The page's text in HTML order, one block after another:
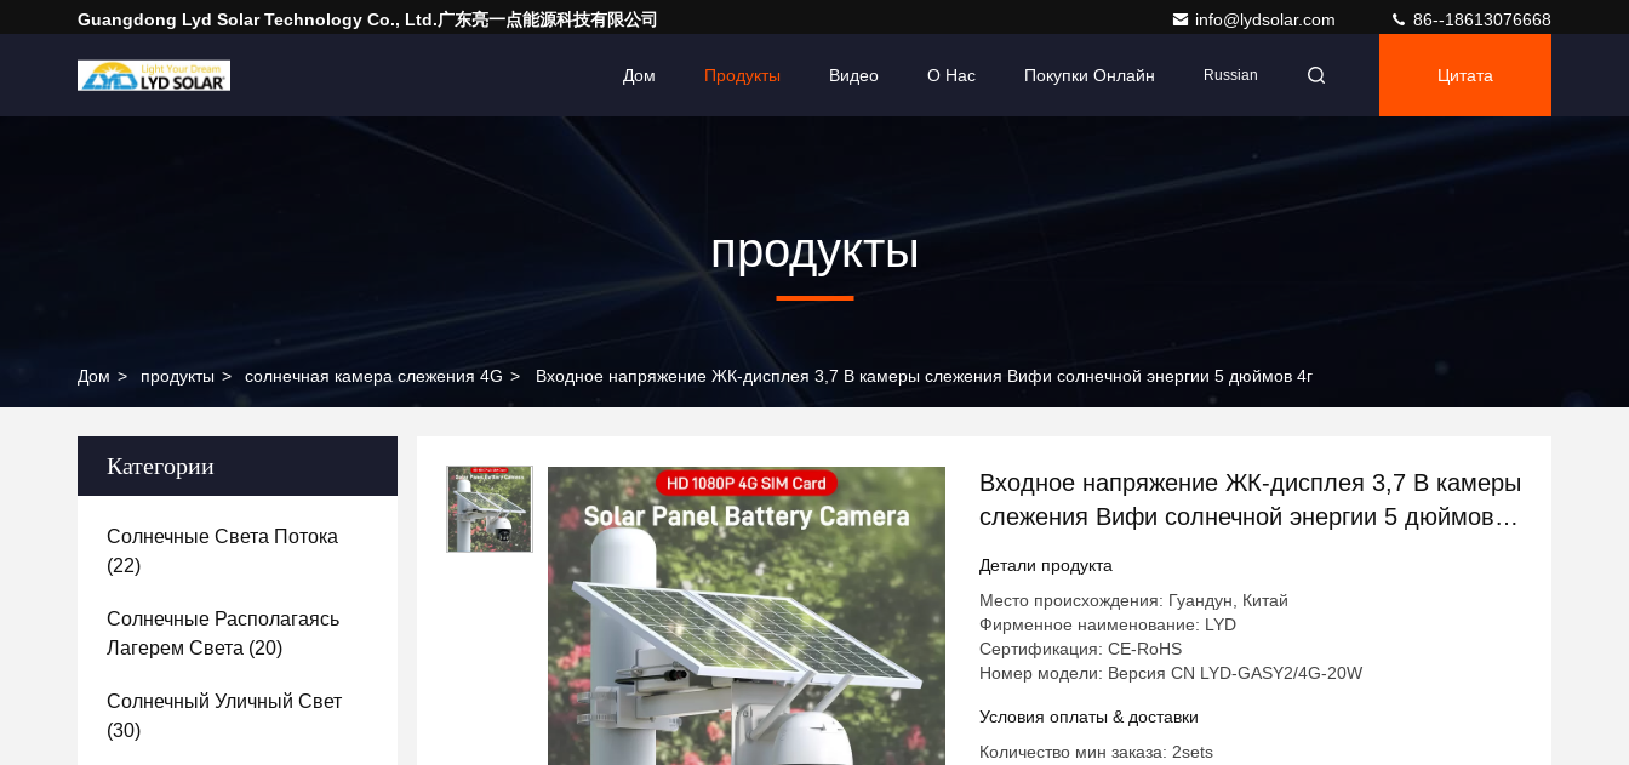
Guangdong Lyd Solar Technology Co., Ltd.广东亮一点能源科技有限公司 info@lydsolar.com 86--18613076668
Дом Продукты Видео О Нас Покупки Онлайн Russian Цитата
продукты
Дом > продукты > солнечная камера слежения 4G > Входное напряжение ЖК-дисплея 3,7 В камеры слежения Вифи солнечной энергии 5 дюймов 4г
Категории
Солнечные Света Потока
(22)
Солнечные Располагаясь
Лагерем Света (20)
Солнечный Уличный Свет
(30)
Входное напряжение ЖК-дисплея 3,7 В камеры
слежения Вифи солнечной энергии 5 дюймов
Детали продукта
Место происхождения: Гуандун, Китай
Фирменное наименование: LYD
Сертификация: CE-RoHS
Номер модели: Версия CN LYD-GASY2/4G-20W
Условия оплаты & доставки
Количество мин заказа: 2sets